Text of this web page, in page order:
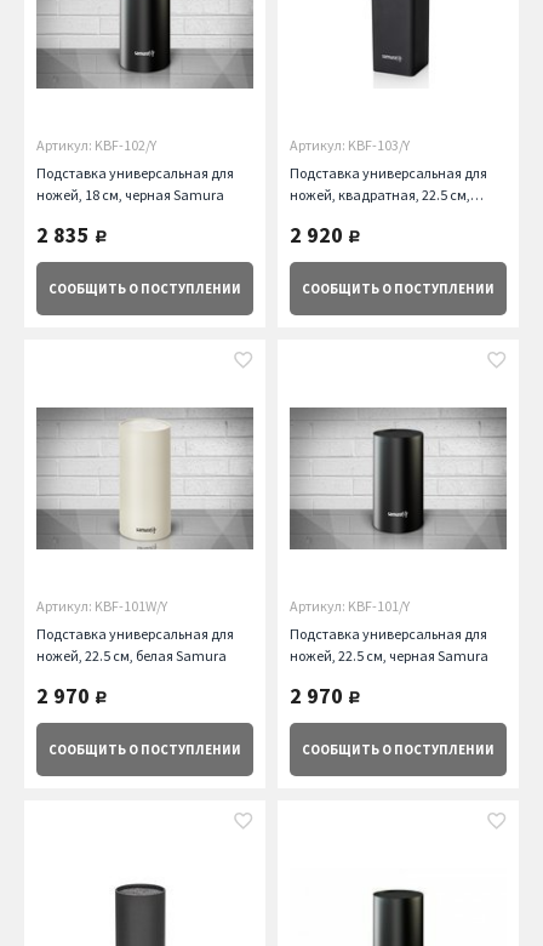
Артикул: KBF-102/Y
Подставка универсальная для
ножей, 18 см, черная Samura
2 835 руб.
СООБЩИТЬ О ПОСТУПЛЕНИИ
Артикул: KBF-103/Y
Подставка универсальная для
ножей, квадратная, 22.5 см,
2 920 руб.
СООБЩИТЬ О ПОСТУПЛЕНИИ
Артикул: KBF-101W/Y
Подставка универсальная для
ножей, 22.5 см, белая Samura
2 970 руб.
СООБЩИТЬ О ПОСТУПЛЕНИИ
Артикул: KBF-101/Y
Подставка универсальная для
ножей, 22.5 см, черная Samura
2 970 руб.
СООБЩИТЬ О ПОСТУПЛЕНИИ